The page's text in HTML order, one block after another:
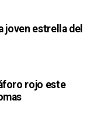
joven estrella del
rojo este